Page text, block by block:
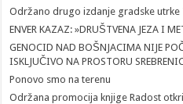
Održano drugo izdanje gradske utrke
ENVER KAZAZ: »DRUŠTVENA JEZA I
GENOCID NAD BOŠNJACIMA NIJE
ISKLJUČIVO NA PROSTORU
Ponovo smo na terenu
Održana promocija knjige Radost